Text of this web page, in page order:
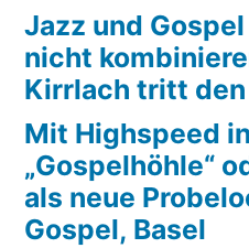
Jazz und
nicht
Kirrlach tritt den
Mit Highspeed
„Gospelhöhle“
als neue
Gospel, Basel